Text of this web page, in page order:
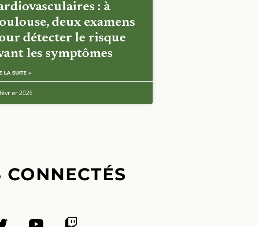
: à
deux examens
détecter le risque
les symptômes
LA SUITE »
2026
CONNECTÉS